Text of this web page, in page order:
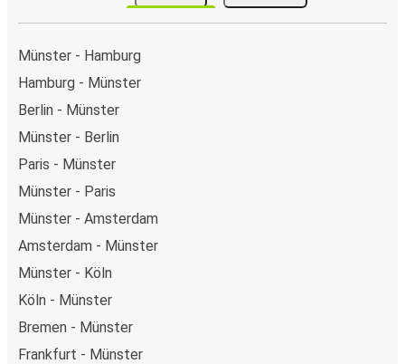
Münster - Hamburg
Hamburg - Münster
Berlin - Münster
Münster - Berlin
Paris - Münster
Münster - Paris
Münster - Amsterdam
Amsterdam - Münster
Münster - Köln
Köln - Münster
Bremen - Münster
Frankfurt - Münster